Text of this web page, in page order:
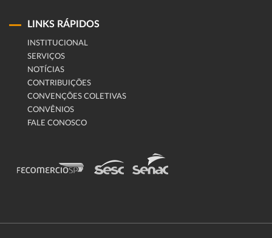
LINKS RÁPIDOS
INSTITUCIONAL
SERVIÇOS
NOTÍCIAS
CONTRIBUIÇÕES
CONVENÇÕES COLETIVAS
CONVÊNIOS
FALE CONOSCO